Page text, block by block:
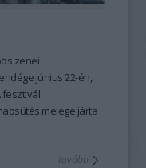
zenei
június 22-én,
fesztivál
melege járta
tovább